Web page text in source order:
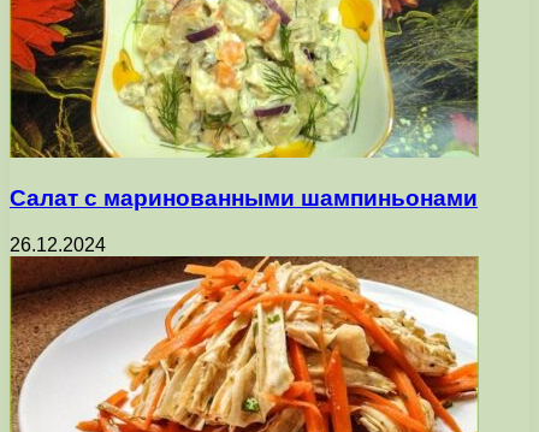
Салат с маринованными шампиньонами
26.12.2024